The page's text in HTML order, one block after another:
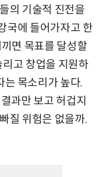
의 기술적 진전을
국에 들어가자고 한
면 목표를 달성할
고 창업을 지원하
는 목소리가 높다.
과만 보고 허겁지
질 위험은 없을까.